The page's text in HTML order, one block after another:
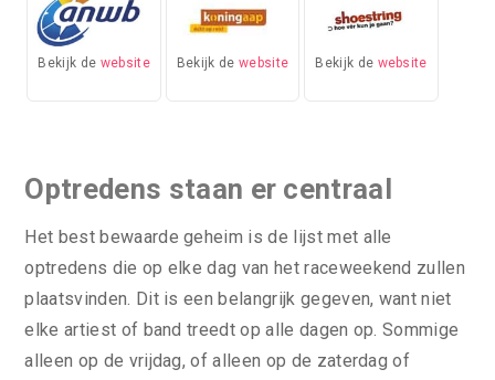
Bekijk de website Bekijk dewebsite Bekijk de website
Optredens staan er centraal
Het best bewaarde geheim is de lijst met alle
optredens die op elke dag van het raceweekend zullen
plaatsvinden. Dit is een belangrijk gegeven, want niet
elke artiest of band treedt op alle dagen op. Sommige
alleen op de vrijdag, of alleen op de zaterdag of